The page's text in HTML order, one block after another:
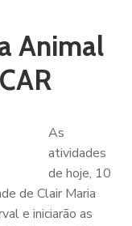
Animal
As
atividades
de hoje, 10
de Clair Maria
e iniciarão as